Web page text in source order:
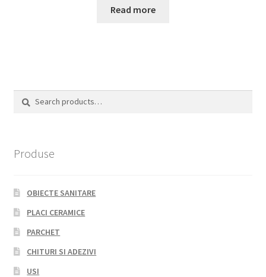
Read more
Search
Search
Produse
OBIECTE SANITARE
PLACI CERAMICE
PARCHET
CHITURI SI ADEZIVI
USI